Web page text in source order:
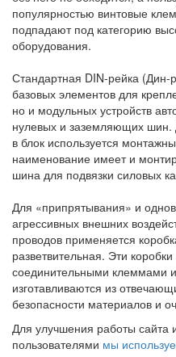
популярностью винтовые
подпадают под категорию
оборудования.
Стандартная DIN-рейка (Дин-
базовых элементов для
но и модульных устройств
нулевых и заземляющих шин.
в блок используется
наименование имеет и
шина для подвязки силовых
Для «припрятывания» и
агрессивных внешних
проводов применяется
разветвительная. Эти
соединительными клеммами
изготавливаются из
безопасности материалов и
Для улучшения работы сайта
пользователями мы